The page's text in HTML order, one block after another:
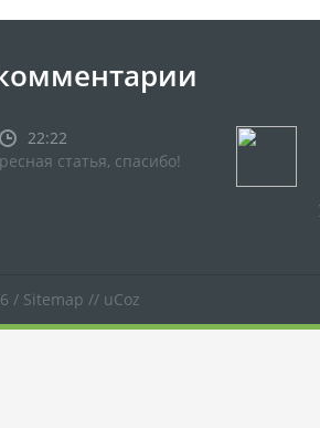
22:22
статья, спасибо!
/ Sitemap // uCoz